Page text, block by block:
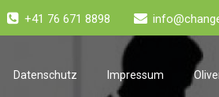
+41 76 671 8898
Datenschutz Impressum